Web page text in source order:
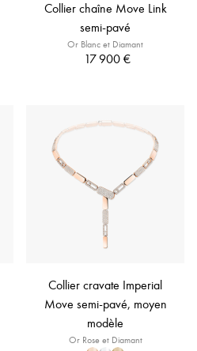
Collier chaîne Move Link
semi-pavé
Or Blanc et Diamant
17 900 €
Collier cravate Imperial
Move semi-pavé, moyen
modèle
Or Rose et Diamant